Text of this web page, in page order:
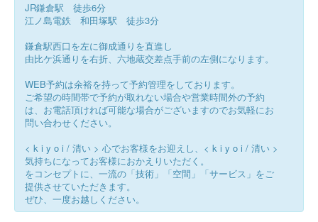
JR鎌倉駅 徒歩6分
江ノ島電鉄 和田塚駅 徒歩3分
鎌倉駅西口を左に御成通りを直進し
由比ケ浜通りを右折、六地蔵交差点手前の左側になります。
WEB予約は余裕を持って予約管理をしております。
ご希望の時間帯で予約が取れない場合や営業時間外の予約
は、お電話頂ければ可能な場合がございますのでお気軽にお
問い合わせください。
< k i y o i / 清い > 心でお客様をお迎えし、< k i y o i / 清い >
気持ちになってお客様におかえりいただく。
をコンセプトに、一流の「技術」「空間」「サービス」をご
提供させていただきます。
ぜひ、一度お越しください。